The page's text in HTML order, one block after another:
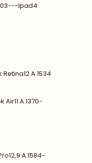
Ipad4
A.1534
A.1370-
A.1584-